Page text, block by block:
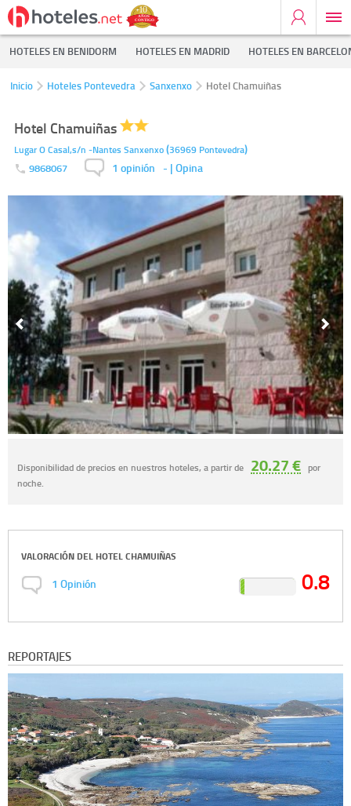
HOTELES EN BENIDORM HOTELES EN MADRID HOTELES EN
Inicio Hoteles Pontevedra Sanxenxo Hotel Chamuiñas
Hotel Chamuiñas
Lugar O Casal,s/n -Nantes Sanxenxo(36969 Pontevedra)
9868067 1 opinión - | Opina
Disponibilidad de precios en nuestros hoteles, a partir de 20.27 € por
noche.
VALORACIÓN DEL HOTEL CHAMUIÑAS
1 Opinión 0.8
REPORTAJES